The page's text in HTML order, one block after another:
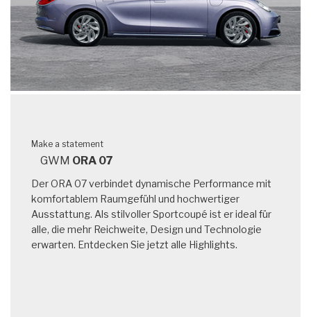
Make a statement
GWM ORA 07
Der ORA 07 verbindet dynamische Performance mit
komfortablem Raumgefühl und hochwertiger
Ausstattung. Als stilvoller Sportcoupé ist er ideal für
alle, die mehr Reichweite, Design und Technologie
erwarten. Entdecken Sie jetzt alle Highlights.